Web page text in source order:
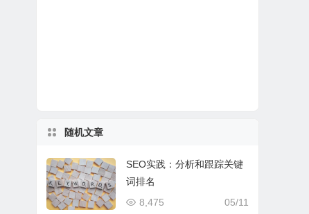
随机文章
SEO实践：分析和跟踪关键
词排名
05/11
8,475